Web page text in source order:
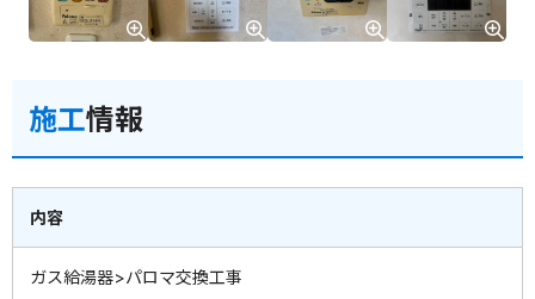
施工情報
内容
ガス給湯器>パロマ交換工事